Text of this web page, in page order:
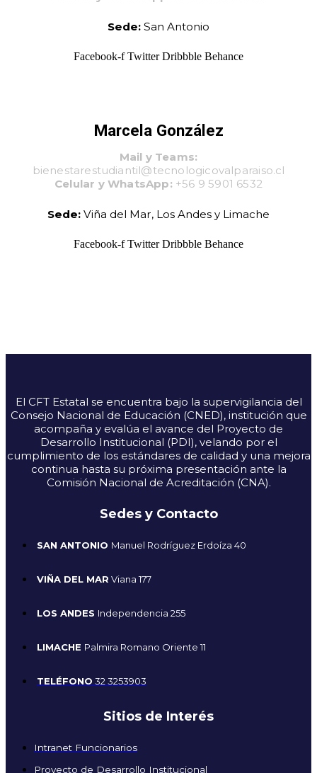
Sede: San Antonio
Facebook-f Twitter Dribbble Behance
Marcela González
Mail y Teams:
bienestarestudiantil@tecnologicovalparaiso.cl
Celular y WhatsApp: +56 9 5901 6532
Sede: Viña del Mar, Los Andes y Limache
Facebook-f Twitter Dribbble Behance
El CFT Estatal se encuentra bajo la supervigilancia del
Consejo Nacional de Educación (CNED), institución que
acompaña y evalúa el avance del Proyecto de
Desarrollo Institucional (PDI), velando por el
cumplimiento de los estándares de calidad y una mejora
continua hasta su próxima presentación ante la
Comisión Nacional de Acreditación (CNA).
Sedes y Contacto
SAN ANTONIO Manuel Rodríguez Erdoíza 40
VIÑA DEL MAR Viana 177
LOS ANDES Independencia 255
LIMACHE Palmira Romano Oriente 11
TELÉFONO 32 3253903
Sitios de Interés
Intranet Funcionarios
Proyecto de Desarrollo Institucional